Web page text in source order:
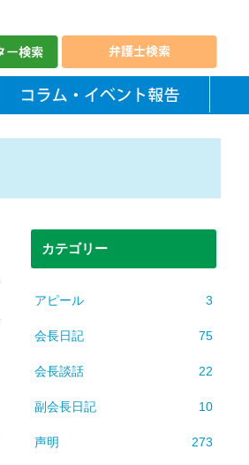
カテゴリー
アピール 3
会長日記 75
会長談話 22
副会長日記 10
声明 273